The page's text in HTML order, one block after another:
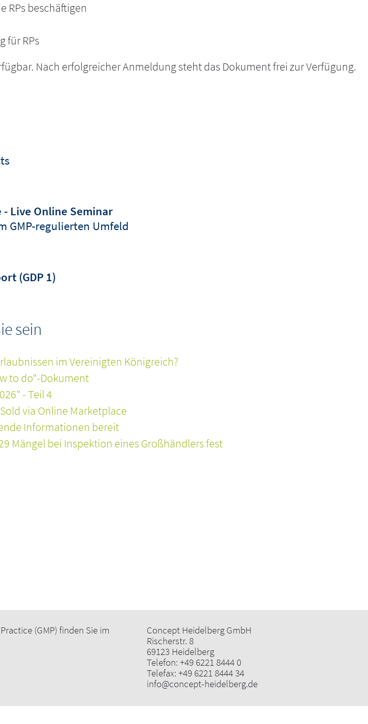
RPs beschäftigen
für RPs
Nach erfolgreicher Anmeldung steht das Dokument frei zur Verfügung.
Live Online Seminar
GMP-regulierten Umfeld
(GDP 1)
sein
im Vereinigten Königreich?
to do"-Dokument
- Teil 4
via Online Marketplace
Informationen bereit
Mängel bei Inspektion eines Großhändlers fest
(GMP) finden Sie im
Concept Heidelberg GmbH
Rischerstr. 8
69123 Heidelberg
Telefon: +49 6221 8444 0
Telefax: +49 6221 8444 34
info@concept-heidelberg.de